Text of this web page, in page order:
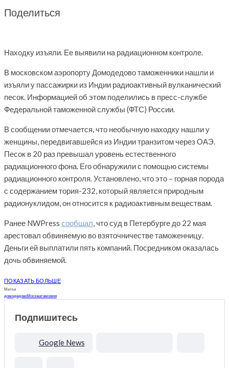
Поделиться
Находку изъяли. Ее выявили на радиационном контроле.
В московском аэропорту Домодедово таможенники нашли и
изъяли у пассажирки из Индии радиоактивный вулканический
песок. Информацией об этом поделились в пресс-службе
Федеральной таможенной службы (ФТС) России.
В сообщении отмечается, что необычную находку нашли у
женщины, передвигавшейся из Индии транзитом через ОАЭ.
Песок в 20 раз превышал уровень естественного
радиационного фона. Его обнаружили с помощью системы
радиационного контроля. Установлено, что это – горная порода
с содержанием тория-232, который является природным
радионуклидом, он относится к радиоактивным веществам.
Ранее NWPress сообщал, что суд в Петербурге до 22 мая
арестовал обвиняемую во взяточничестве таможенницу.
Деньги ей выплатили пять компаний. Посредником оказалась
дочь обвиняемой.
ПОКАЗАТЬ БОЛЬШЕ
Метки
домодедовоМоскватаможня
Подпишитесь
Google News